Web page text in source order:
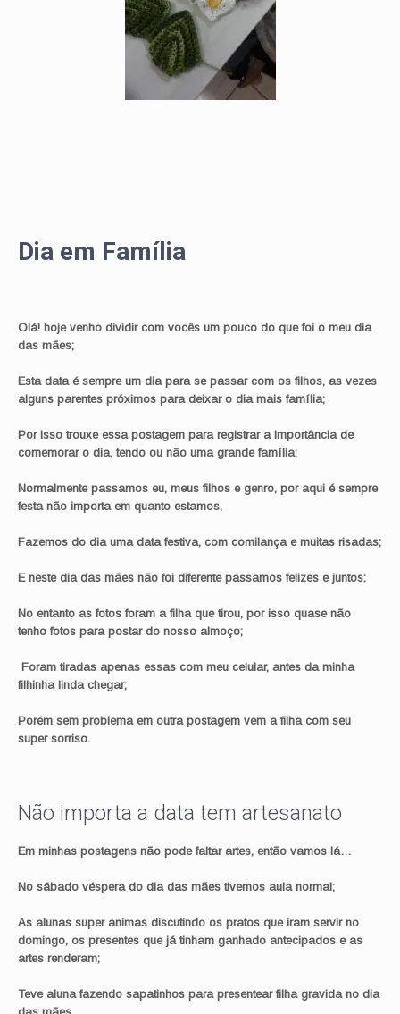
Dia em Família
Olá! hoje venho dividir com vocês um pouco do que foi o meu dia
das mães;
Esta data é sempre um dia para se passar com os filhos, as vezes
alguns parentes próximos para deixar o dia mais família;
Por isso trouxe essa postagem para registrar a importância de
comemorar o dia, tendo ou não uma grande família;
Normalmente passamos eu, meus filhos e genro, por aqui é sempre
festa não importa em quanto estamos,
Fazemos do dia uma data festiva, com comilança e muitas risadas;
E neste dia das mães não foi diferente passamos felizes e juntos;
No entanto as fotos foram a filha que tirou, por isso quase não
tenho fotos para postar do nosso almoço;
Foram tiradas apenas essas com meu celular, antes da minha
filhinha linda chegar;
Porém sem problema em outra postagem vem a filha com seu
super sorriso.
Não importa a data tem artesanato
Em minhas postagens não pode faltar artes, então vamos lá…
No sábado véspera do dia das mães tivemos aula normal;
As alunas super animas discutindo os pratos que iram servir no
domingo, os presentes que já tinham ganhado antecipados e as
artes renderam;
Teve aluna fazendo sapatinhos para presentear filha gravida no dia